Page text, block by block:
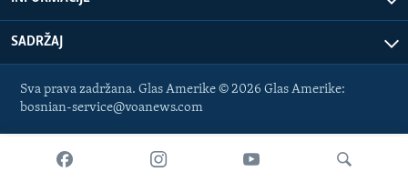
SADRŽAJ
Sva prava zadržana. Glas Amerike © 2026 Glas Amerike:
bosnian-service@voanews.com